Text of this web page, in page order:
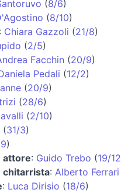
(8/6)
(8/10)
: Chiara Gazzoli (21/8)
(2/5)
Facchin (20/9)
Pedali (12/2)
(20/9)
(28/6)
(2/10)
(31/3)
)
attore: Guido Trebo (19/12
chitarrista: Alberto Ferrari
: Luca Dirisio (18/6)